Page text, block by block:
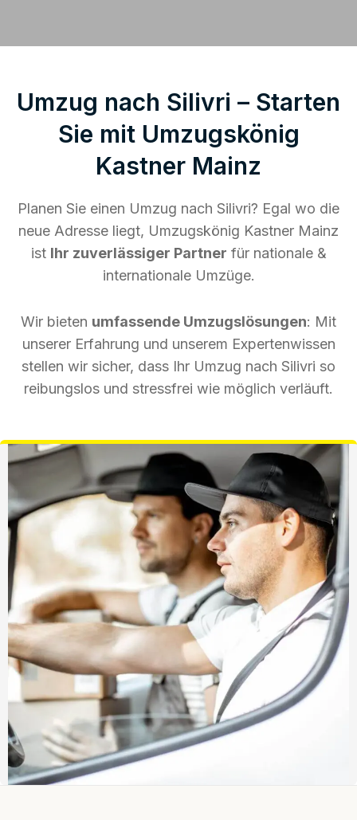
Umzug nach Silivri – Starten
Sie mit Umzugskönig
Kastner Mainz
Planen Sie einen Umzug nach Silivri? Egal wo die
neue Adresse liegt, Umzugskönig Kastner Mainz
ist Ihr zuverlässiger Partner für nationale &
internationale Umzüge.
Wir bieten umfassende Umzugslösungen: Mit
unserer Erfahrung und unserem Expertenwissen
stellen wir sicher, dass Ihr Umzug nach Silivri so
reibungslos und stressfrei wie möglich verläuft.